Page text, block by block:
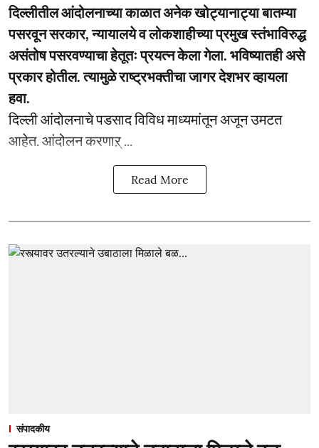
दिल्लीतील आंदोलनाच्या काळात अनेक खोट्यानाट्या बातम्या
पसरवून सरकार, न्यायालये व लोकशाहीच्या प्रमुख स्तंभाविरुद्ध
असंतोष पसरवण्याचा हेतूतः प्रयत्न केला गेला. भविष्यातही असे
प्रकार होतील. त्यामुळे राष्ट्रभक्तीचा जागर देशभर व्हायला
हवा.
दिल्ली आंदोलनाचे पडसाद विविध माध्यमांतून अजून उमटत
आहेत. आंदोलन करणाऱ् ...
Read More
संपादकीय